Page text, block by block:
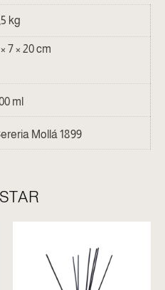
kg
7 × 20 cm
ml
Mollá 1899